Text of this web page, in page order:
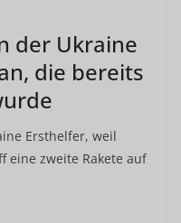
der Ukraine
die bereits
Ersthelfer, weil
eine zweite Rakete auf